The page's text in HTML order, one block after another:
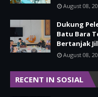
August 08,
Dukung
Batu Bara
Bertanjak
August 08,
RECENT IN SOSIAL